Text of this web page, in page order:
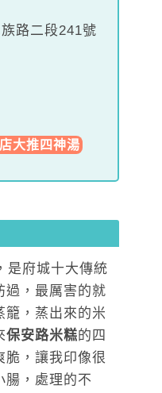
路二段241號
大推四神湯
，是府城十大傳統
過，最厲害的就
籠，蒸出來的米
保安路米糕的四
脆，讓我印像很
腸，處理的不